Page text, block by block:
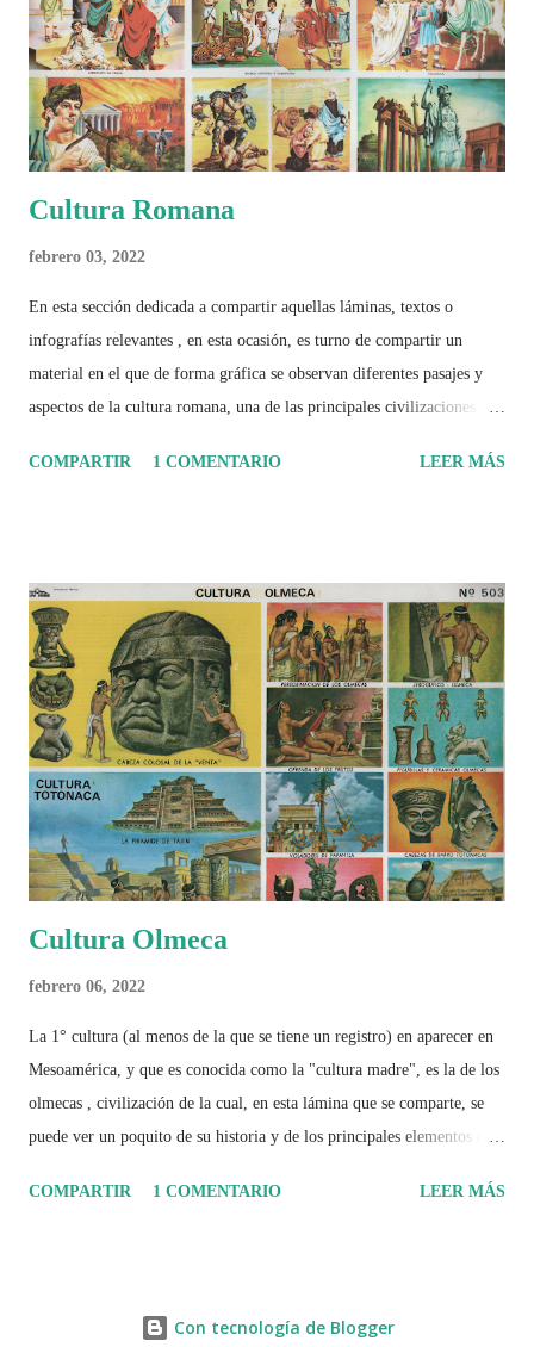
el papel del fútbol como reflejo de nuestras sociedades . Son 230
páginas de análisis, ilustraciones originales y ...
Cultura Romana
febrero 03, 2022
En esta sección dedicada a compartir aquellas láminas, textos o
infografías relevantes , en esta ocasión, es turno de compartir un
material en el que de forma gráfica se observan diferentes pasajes y
aspectos de la cultura romana, una de las principales civilizaciones que
COMPARTIR
1 COMENTARIO LEER MÁS
Cultura Olmeca
febrero 06, 2022
La 1° cultura (al menos de la que se tiene un registro) en aparecer en
Mesoamérica, y que es conocida como la "cultura madre", es la de los
olmecas , civilización de la cual, en esta lámina que se comparte, se
puede ver un poquito de su historia y de los principales elementos que
COMPARTIR
1 COMENTARIO LEER MÁS
Con tecnología de Blogger